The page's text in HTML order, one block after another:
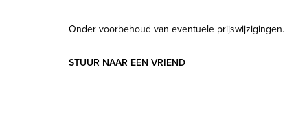
Onder voorbehoud van eventuele prijswijzigingen.
STUUR NAAR EEN VRIEND